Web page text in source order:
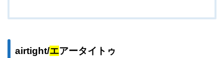
airtight/エアータイトゥ